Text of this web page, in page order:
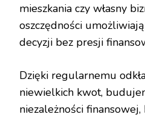
mieszkania czy własny
oszczędności
decyzji bez presji
Dzięki regularnemu
niewielkich kwot,
niezależności